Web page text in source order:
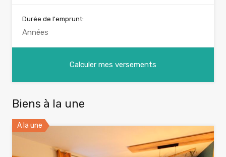
Durée de l'emprunt:
Biens à la une
A la une